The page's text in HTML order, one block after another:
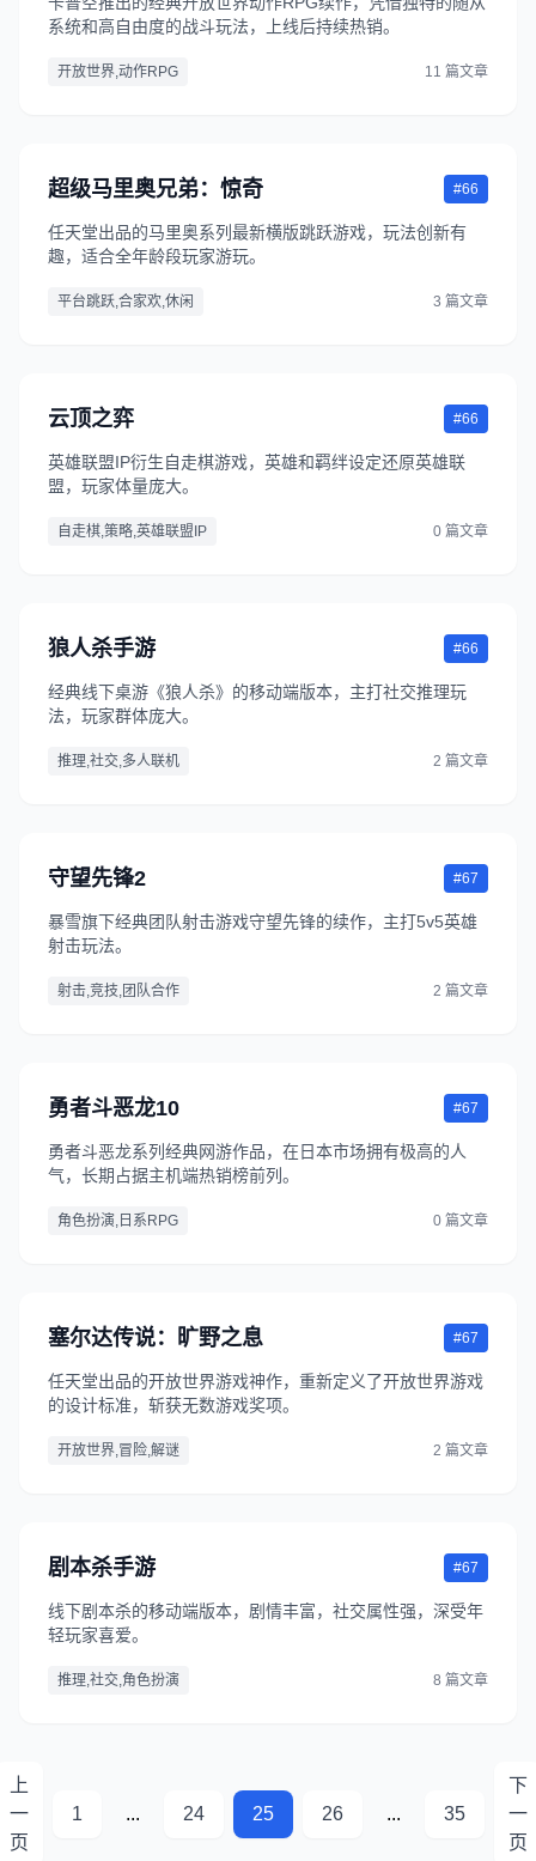
系统和高自由度的战斗玩法，上线后持续热销。
开放世界,动作RPG 11 篇文章
超级马里奥兄弟：惊奇 #66
任天堂出品的马里奥系列最新横版跳跃游戏，玩法创新有
趣，适合全年龄段玩家游玩。
平台跳跃,合家欢,休闲 3 篇文章
云顶之弈 #66
英雄联盟IP衍生自走棋游戏，英雄和羁绊设定还原英雄联
盟，玩家体量庞大。
自走棋,策略,英雄联盟IP 0 篇文章
狼人杀手游 #66
经典线下桌游《狼人杀》的移动端版本，主打社交推理玩
法，玩家群体庞大。
推理,社交,多人联机 2 篇文章
守望先锋2 #67
暴雪旗下经典团队射击游戏守望先锋的续作，主打5v5英雄
射击玩法。
射击,竞技,团队合作 2 篇文章
勇者斗恶龙10 #67
勇者斗恶龙系列经典网游作品，在日本市场拥有极高的人
气，长期占据主机端热销榜前列。
角色扮演,日系RPG 0 篇文章
塞尔达传说：旷野之息 #67
任天堂出品的开放世界游戏神作，重新定义了开放世界游戏
的设计标准，斩获无数游戏奖项。
开放世界,冒险,解谜 2 篇文章
剧本杀手游 #67
线下剧本杀的移动端版本，剧情丰富，社交属性强，深受年
轻玩家喜爱。
推理,社交,角色扮演 8 篇文章
上
一
页
1 ... 24 25 26 ... 35
下
一
页